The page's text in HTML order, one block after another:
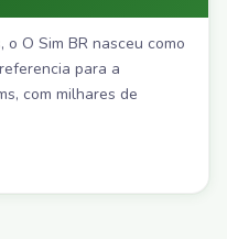
O Sim BR nasceu como
para a
com milhares de